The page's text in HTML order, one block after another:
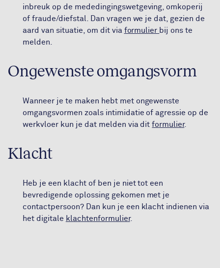
inbreuk op de mededingingswetgeving, omkoperij
of fraude/diefstal. Dan vragen we je dat, gezien de
aard van situatie, om dit via formulier bij ons te
melden.
Ongewenste omgangsvorm
Wanneer je te maken hebt met ongewenste
omgangsvormen zoals intimidatie of agressie op de
werkvloer kun je dat melden via ditformulier.
Klacht
Heb je een klacht of ben je niet tot een
bevredigende oplossing gekomen met je
contactpersoon? Dan kun je een klacht indienen via
het digitale klachtenformulier.